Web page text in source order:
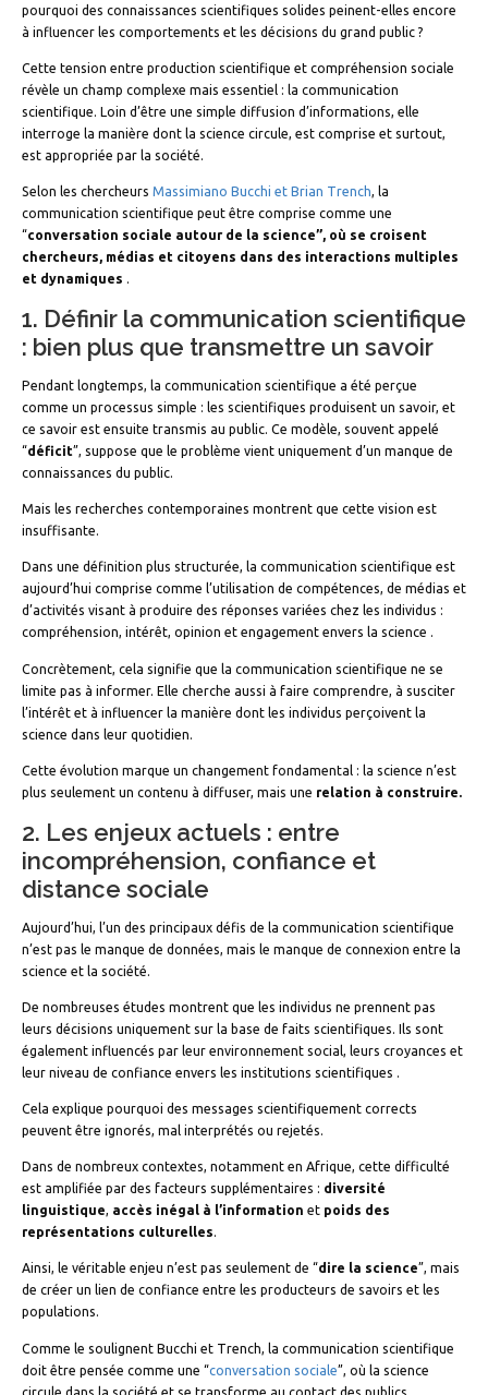
pourquoi des connaissances scientifiques solides peinent-elles encore
à influencer les comportements et les décisions du grand public ?
Cette tension entre production scientifique et compréhension sociale
révèle un champ complexe mais essentiel : la communication
scientifique. Loin d’être une simple diffusion d’informations, elle
interroge la manière dont la science circule, est comprise et surtout,
est appropriée par la société.
Selon les chercheurs Massimiano Bucchi et Brian Trench, la
communication scientifique peut être comprise comme une
“conversation sociale autour de la science”, où se croisent
chercheurs, médias et citoyens dans des interactions multiples
et dynamiques .
1. Définir la communication scientifique
: bien plus que transmettre un savoir
Pendant longtemps, la communication scientifique a été perçue
comme un processus simple : les scientifiques produisent un savoir, et
ce savoir est ensuite transmis au public. Ce modèle, souvent appelé
“déficit”, suppose que le problème vient uniquement d’un manque de
connaissances du public.
Mais les recherches contemporaines montrent que cette vision est
insuffisante.
Dans une définition plus structurée, la communication scientifique est
aujourd’hui comprise comme l’utilisation de compétences, de médias et
d’activités visant à produire des réponses variées chez les individus :
compréhension, intérêt, opinion et engagement envers la science .
Concrètement, cela signifie que la communication scientifique ne se
limite pas à informer. Elle cherche aussi à faire comprendre, à susciter
l’intérêt et à influencer la manière dont les individus perçoivent la
science dans leur quotidien.
Cette évolution marque un changement fondamental : la science n’est
plus seulement un contenu à diffuser, mais une relation à construire.
2. Les enjeux actuels : entre
incompréhension, confiance et
distance sociale
Aujourd’hui, l’un des principaux défis de la communication scientifique
n’est pas le manque de données, mais le manque de connexion entre la
science et la société.
De nombreuses études montrent que les individus ne prennent pas
leurs décisions uniquement sur la base de faits scientifiques. Ils sont
également influencés par leur environnement social, leurs croyances et
leur niveau de confiance envers les institutions scientifiques .
Cela explique pourquoi des messages scientifiquement corrects
peuvent être ignorés, mal interprétés ou rejetés.
Dans de nombreux contextes, notamment en Afrique, cette difficulté
est amplifiée par des facteurs supplémentaires : diversité
linguistique, accès inégal à l’information et poids des
représentations culturelles.
Ainsi, le véritable enjeu n’est pas seulement de “dire la science”, mais
de créer un lien de confiance entre les producteurs de savoirs et les
populations.
Comme le soulignent Bucchi et Trench, la communication scientifique
doit être pensée comme une “conversation sociale”, où la science
circule dans la société et se transforme au contact des publics .